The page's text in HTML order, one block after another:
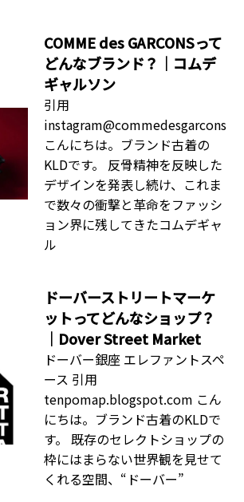
COMME des GARCONSって
どんなブランド？｜コムデ
ギャルソン
引用
instagram@commedesgarcons
こんにちは。ブランド古着の
KLDです。 反骨精神を反映した
デザインを発表し続け、これま
で数々の衝撃と革命をファッシ
ョン界に残してきたコムデギャ
ル
ドーバーストリートマーケ
ットってどんなショップ？
｜Dover Street Market
ドーバー銀座 エレファントスペ
ース 引用
tenpomap.blogspot.com こん
にちは。ブランド古着のKLDで
す。 既存のセレクトショップの
枠にはまらない世界観を見せて
くれる空間、“ドーバー”